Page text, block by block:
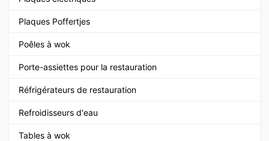
Plaques Poffertjes
Poêles à wok
Porte-assiettes pour la restauration
Réfrigérateurs de restauration
Refroidisseurs d'eau
Tables à wok